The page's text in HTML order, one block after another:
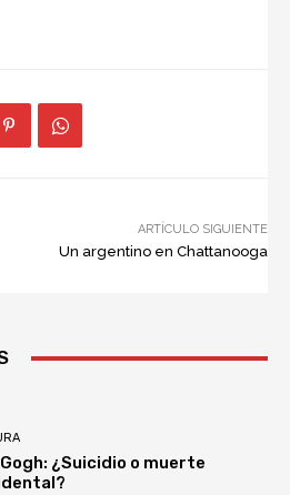
ARTÍCULO SIGUIENTE
Un argentino en Chattanooga
¿Suicidio o muerte